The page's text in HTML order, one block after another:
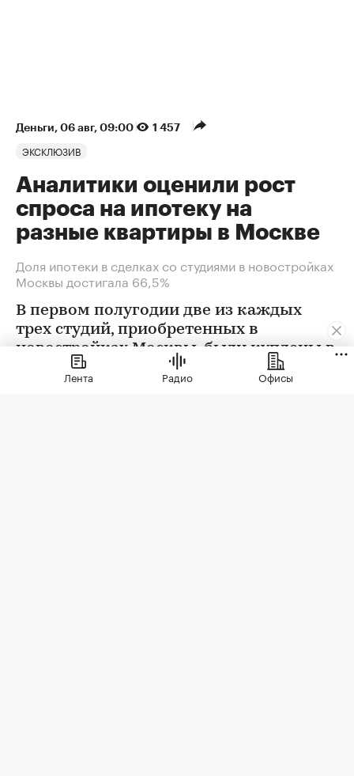
Деньги⁠, 06 авг, 09:00 1 457
ЭКСКЛЮЗИВ
Аналитики оценили рост
спроса на ипотеку на
разные квартиры в Москве
Доля ипотеки в сделках со студиями в новостройках
Москвы достигала 66,5%
В первом полугодии две из каждых
трех студий, приобретенных в
новостройках Москвы, были куплены в
ипотеку. В сегменте трешек ипотечных
сделок менее половины, а среди
Лента Радио Офисы